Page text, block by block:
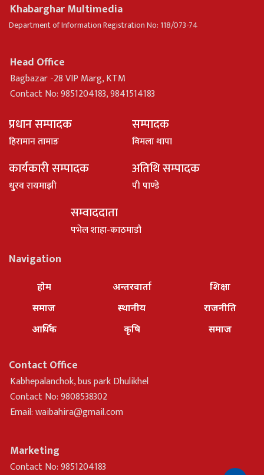
Khabarghar Multimedia
Department of Information Registration No: 118/073-74
Head Office
Bagbazar -28 VIP Marg, KTM
Contact No: 9851204183, 9841514183
प्रधान सम्पादक
हिरामान तामाङ
सम्पादक
विमला थापा
कार्यकारी सम्पादक
धु्रव रायमाझी
अतिथि सम्पादक
पी पाण्डे
सम्वाददाता
पभेल शाहा-काठमाडौ
Navigation
होम
समाज
आर्थिक
अन्तरवार्ता
स्थानीय
कृषि
शिक्षा
राजनीति
समाज
Contact Office
Kabhepalanchok, bus park Dhulikhel
Contact No: 9808538302
Email:waibahira@gmail.com
Marketing
Contact No: 9851204183